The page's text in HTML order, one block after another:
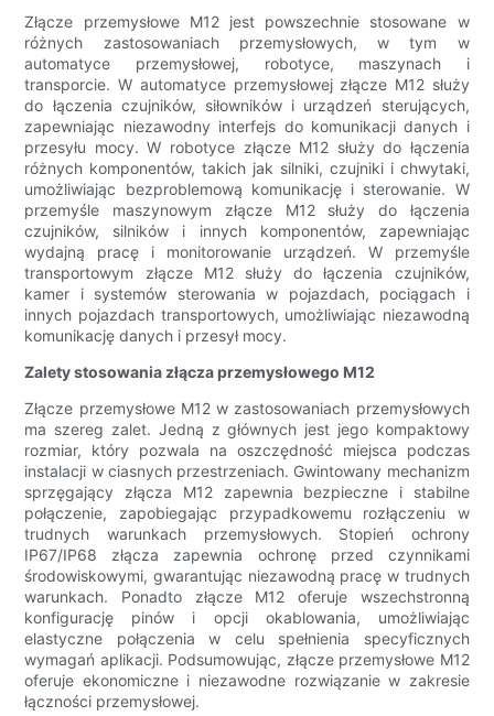
Złącze przemysłowe M12 jest powszechnie stosowane w
różnych zastosowaniach przemysłowych, w tym w
automatyce przemysłowej, robotyce, maszynach i
transporcie. W automatyce przemysłowej złącze M12 służy
do łączenia czujników, siłowników i urządzeń sterujących,
zapewniając niezawodny interfejs do komunikacji danych i
przesyłu mocy. W robotyce złącze M12 służy do łączenia
różnych komponentów, takich jak silniki, czujniki i chwytaki,
umożliwiając bezproblemową komunikację i sterowanie. W
przemyśle maszynowym złącze M12 służy do łączenia
czujników, silników i innych komponentów, zapewniając
wydajną pracę i monitorowanie urządzeń. W przemyśle
transportowym złącze M12 służy do łączenia czujników,
kamer i systemów sterowania w pojazdach, pociągach i
innych pojazdach transportowych, umożliwiając niezawodną
komunikację danych i przesył mocy.
Zalety stosowania złącza przemysłowego M12
Złącze przemysłowe M12 w zastosowaniach przemysłowych
ma szereg zalet. Jedną z głównych jest jego kompaktowy
rozmiar, który pozwala na oszczędność miejsca podczas
instalacji w ciasnych przestrzeniach. Gwintowany mechanizm
sprzęgający złącza M12 zapewnia bezpieczne i stabilne
połączenie, zapobiegając przypadkowemu rozłączeniu w
trudnych warunkach przemysłowych. Stopień ochrony
IP67/IP68 złącza zapewnia ochronę przed czynnikami
środowiskowymi, gwarantując niezawodną pracę w trudnych
warunkach. Ponadto złącze M12 oferuje wszechstronną
konfigurację pinów i opcji okablowania, umożliwiając
elastyczne połączenia w celu spełnienia specyficznych
wymagań aplikacji. Podsumowując, złącze przemysłowe M12
oferuje ekonomiczne i niezawodne rozwiązanie w zakresie
łączności przemysłowej.